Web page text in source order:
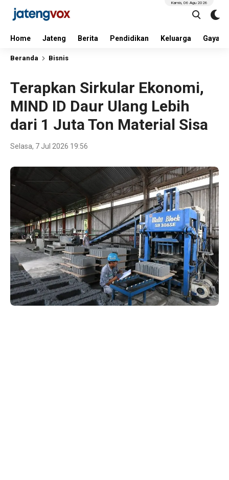
Home Jateng Berita Pendidikan Keluarga Gaya
Kamis, 06 Agu 2026
Beranda Bisnis
Terapkan Sirkular Ekonomi,
MIND ID Daur Ulang Lebih
dari 1 Juta Ton Material Sisa
Selasa, 7 Jul 2026 19:56